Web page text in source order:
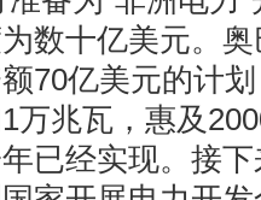
数十亿美元。
70亿美元的计
万兆瓦，惠及
已经实现。接